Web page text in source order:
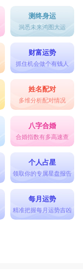
测终身运
洞悉未来鸿图大运
财富运势
抓住机会做个有钱人
姓名配对
多维分析配对情况
八字合婚
合婚指数有多高速查
个人占星
领取你的专属星盘报告
每月运势
精准把握每月运势吉凶